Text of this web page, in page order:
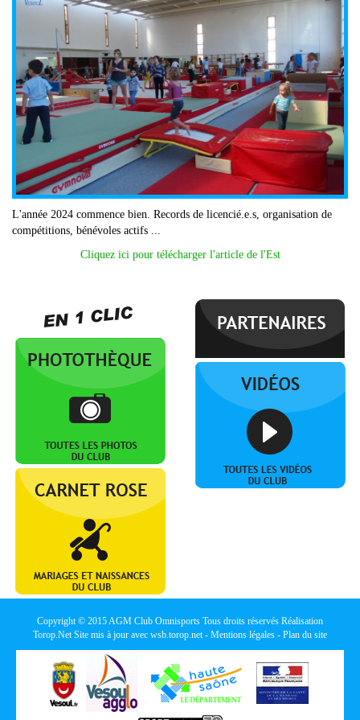
L'année 2024 commence bien. Records de licencié.e.s, organisation de
compétitions, bénévoles actifs ...
Cliquez ici pour télécharger l'article de l'Est
Copyright © 2015AGM Club Omnisports Tous droits réservés Réalisation
Torop.NetSite mis à jour avec wsb.torop.net- Mentions légales - Plan du site